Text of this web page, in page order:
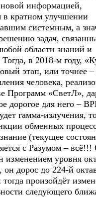
новой информацией,
в кратном улучшении
системным, а
задач,
области знаний и
Тогда, в 2018-м году,
этап, или точнее –
человека,
Программ «СветЛ»,
дорогое для него –
гамма-излучения,
обменных
(текущее
с Разумом – всё!!!
изменением уровня
он дорос до 224-й
произойдёт
следующего